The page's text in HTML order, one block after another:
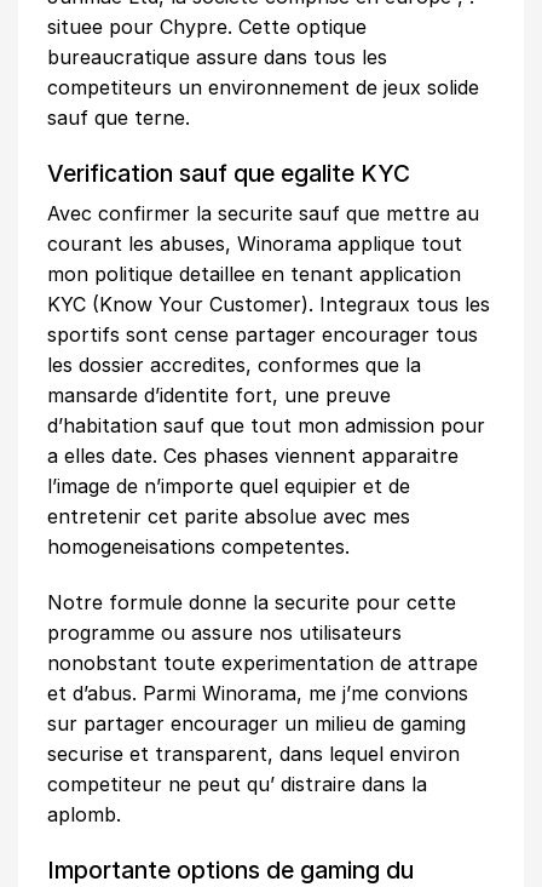
situee pour Chypre. Cette optique
bureaucratique assure dans tous les
competiteurs un environnement de jeux solide
sauf que terne.
Verification sauf que egalite KYC
Avec confirmer la securite sauf que mettre au
courant les abuses, Winorama applique tout
mon politique detaillee en tenant application
KYC (Know Your Customer). Integraux tous les
sportifs sont cense partager encourager tous
les dossier accredites, conformes que la
mansarde d’identite fort, une preuve
d’habitation sauf que tout mon admission pour
a elles date. Ces phases viennent apparaitre
l’image de n’importe quel equipier et de
entretenir cet parite absolue avec mes
homogeneisations competentes.
Notre formule donne la securite pour cette
programme ou assure nos utilisateurs
nonobstant toute experimentation de attrape
et d’abus. Parmi Winorama, me j’me convions
sur partager encourager un milieu de gaming
securise et transparent, dans lequel environ
competiteur ne peut qu’ distraire dans la
aplomb.
Importante options de gaming du